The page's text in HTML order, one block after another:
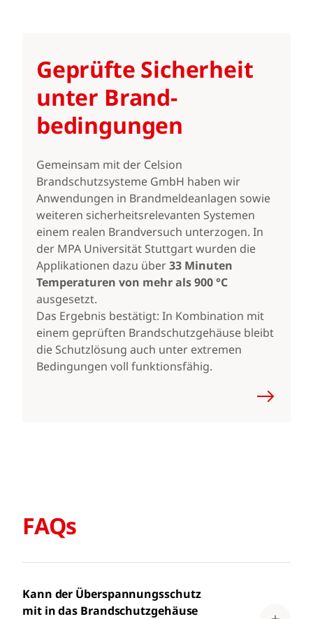
Geprüfte Sicherheit
unter Brand­
bedingungen
Gemeinsam mit der Celsion
Brandschutzsysteme GmbH haben wir
Anwendungen in Brandmeldeanlagen sowie
weiteren sicherheitsrelevanten Systemen
einem realen Brandversuch unterzogen. In
der MPA Universität Stuttgart wurden die
Applikationen dazu über33 Minuten
Temperaturen von mehr als 900 °C
ausgesetzt.
Das Ergebnis bestätigt: In Kombination mit
einem geprüften Brandschutzgehäuse bleibt
die Schutzlösung auch unter extremen
Bedingungen voll funktionsfähig.
FAQs
Kann der Überspannungsschutz
mit in das Brandschutzgehäuse